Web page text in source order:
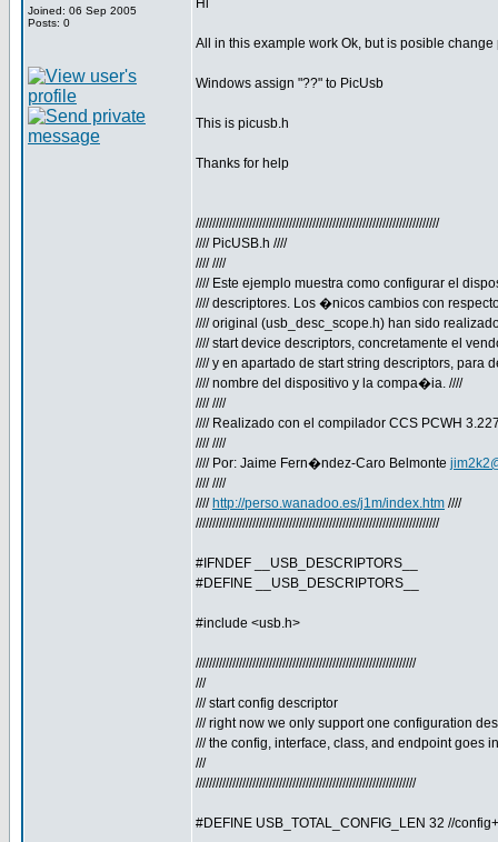
Joined: 06 Sep 2005
Posts: 0
Hi
All in this example work Ok, but is posible
Windows assign "??" to PicUsb
This is picusb.h
Thanks for help
/////////////////////////////////////////////////////////////////////////
//// PicUSB.h ////
//// ////
//// Este ejemplo muestra como configurar el
//// descriptores. Los �nicos cambios con
//// original (usb_desc_scope.h) han sido
//// start device descriptors, concretamente el
//// y en apartado de start string descriptors, para
//// nombre del dispositivo y la compa�ia. ////
//// ////
//// Realizado con el compilador CCS PCWH
//// ////
//// Por: Jaime Fern�ndez-Caro Belmonte
//// ////
//// http://perso.wanadoo.es/j1m/index.htm ////
/////////////////////////////////////////////////////////////////////////
#IFNDEF __USB_DESCRIPTORS__
#DEFINE __USB_DESCRIPTORS__
#include <usb.h>
//////////////////////////////////////////////////////////////////
///
/// start config descriptor
/// right now we only support one configuration
/// the config, interface, class, and endpoint goes
///
//////////////////////////////////////////////////////////////////
#DEFINE USB_TOTAL_CONFIG_LEN 32 //